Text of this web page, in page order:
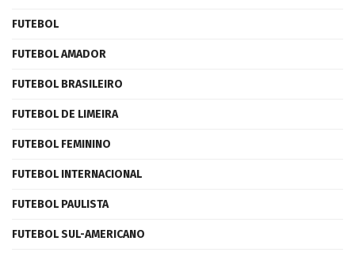
FUTEBOL
FUTEBOL AMADOR
FUTEBOL BRASILEIRO
FUTEBOL DE LIMEIRA
FUTEBOL FEMININO
FUTEBOL INTERNACIONAL
FUTEBOL PAULISTA
FUTEBOL SUL-AMERICANO